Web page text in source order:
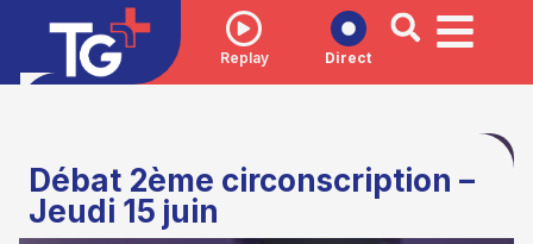
Replay Direct
Débat 2ème circonscription –
Jeudi 15 juin